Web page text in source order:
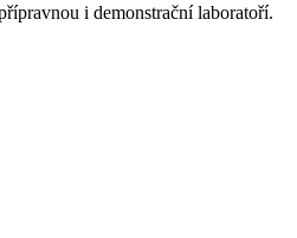
i demonstrační laboratoří.